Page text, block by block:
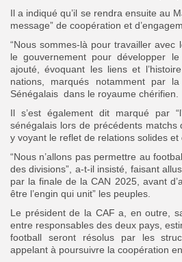
Il a indiqué qu’il se rendra ensuite au
message” de coopération et
“Nous sommes-là pour travailler avec
le gouvernement pour développer
ajouté, évoquant les liens et
nations, marqués notamment par
Sénégalais dans le royaume chérifien.
Il s’est également dit marqué par
sénégalais lors de précédents matchs
y voyant le reflet de relations solides et
“Nous n’allons pas permettre au
des divisions”, a-t-il insisté, faisant
par la finale de la CAN 2025, avant
être l’engin qui unit” les peuples.
Le président de la CAF a, en outre,
entre responsables des deux pays,
football seront résolus par les
appelant à poursuivre la coopération